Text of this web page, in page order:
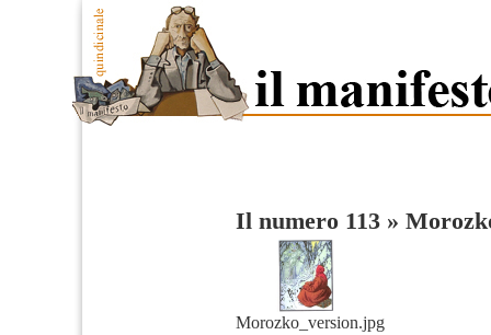
Il numero 113 »
Morozko_version.jpg